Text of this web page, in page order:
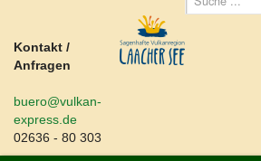
Kontakt /
Anfragen
buero@vulkan-
express.de
02636 - 80 303